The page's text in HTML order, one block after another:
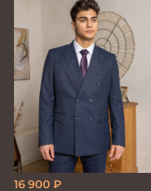
16 900 ₽